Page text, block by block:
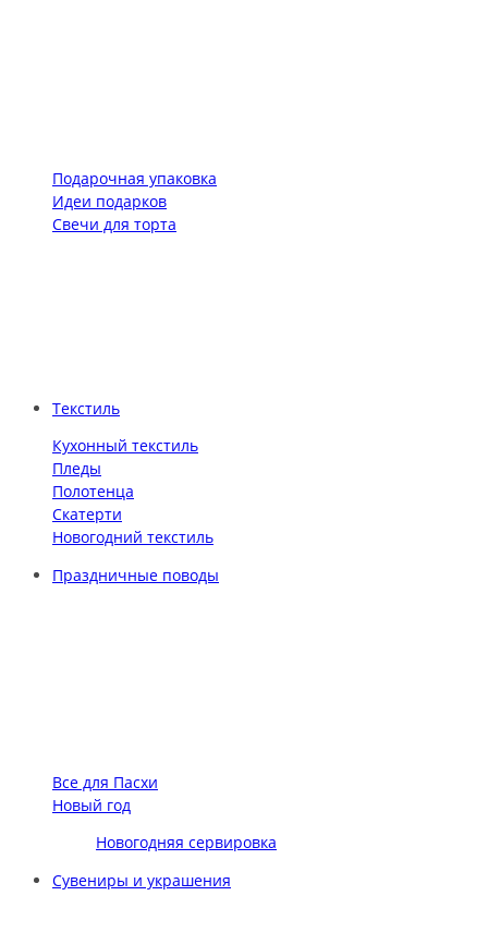
Подарочная упаковка
Идеи подарков
Свечи для торта
Текстиль
Кухонный текстиль
Пледы
Полотенца
Скатерти
Новогодний текстиль
Праздничные поводы
Все для Пасхи
Новый год
Новогодняя сервировка
Сувениры и украшения